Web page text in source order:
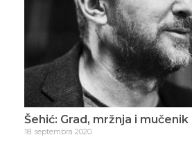
Šehić: Grad, mržnja i mučenik
18. septembra 2020.